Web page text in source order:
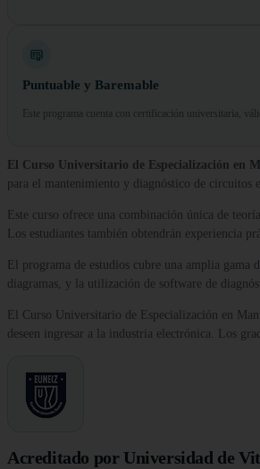
Puntuable y Baremable
Este programa cuenta con certificación universitaria,
El Curso Universitario de Especialización en
para el mantenimiento y diagnóstico de circuitos
Este curso ofrece una combinación única de
Los estudiantes también obtendrán experiencia
El programa de estudios cubre una amplia
diagramas, y la utilización de software de
El Curso Universitario de Especialización en
deseen ingresar a la industria electrónica. Los
Acreditado por Universidad de